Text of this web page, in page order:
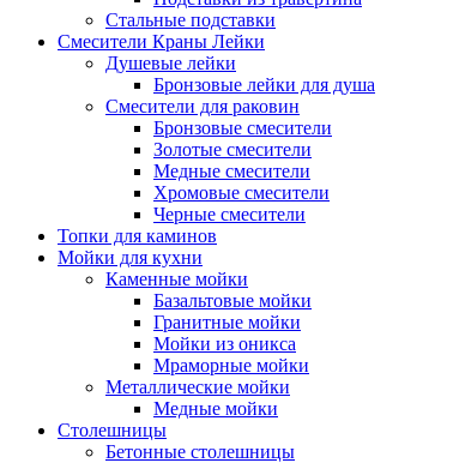
Стальные подставки
Смесители Краны Лейки
Душевые лейки
Бронзовые лейки для душа
Смесители для раковин
Бронзовые смесители
Золотые смесители
Медные смесители
Хромовые смесители
Черные смесители
Топки для каминов
Мойки для кухни
Каменные мойки
Базальтовые мойки
Гранитные мойки
Мойки из оникса
Мраморные мойки
Металлические мойки
Медные мойки
Столешницы
Бетонные столешницы